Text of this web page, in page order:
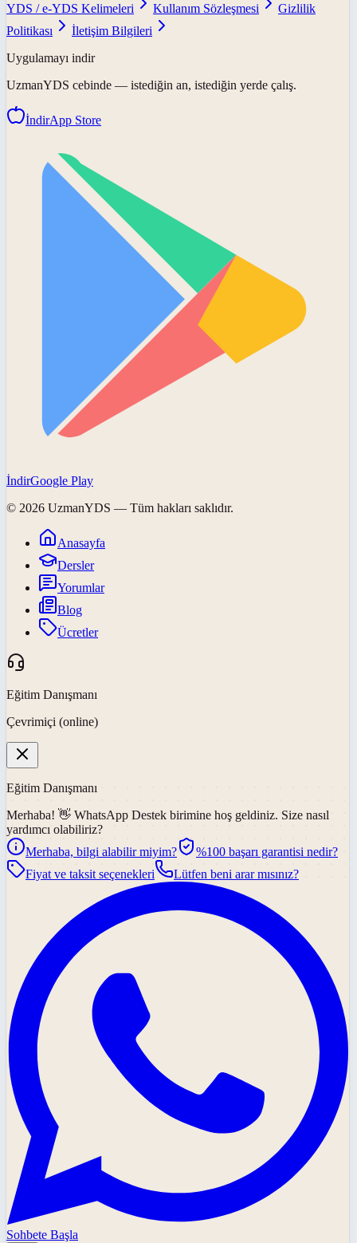
YDS / e-YDS Kelimeleri
Kullanım Sözleşmesi
Gizlilik
Politikası
İletişim Bilgileri
Uygulamayı indir
UzmanYDS cebinde — istediğin an, istediğin yerde çalış.
İndirApp Store
İndirGoogle Play
© 2026 UzmanYDS — Tüm hakları saklıdır.
Anasayfa
Dersler
Yorumlar
Blog
Ücretler
Eğitim Danışmanı
Çevrimiçi (online)
Eğitim Danışmanı
Merhaba! 👋 WhatsApp Destek birimine hoş geldiniz. Size nasıl
yardımcı olabiliriz?
Merhaba, bilgi alabilir miyim?
%100 başarı garantisi nedir?
Fiyat ve taksit seçenekleri
Lütfen beni arar mısınız?
Sohbete Başla